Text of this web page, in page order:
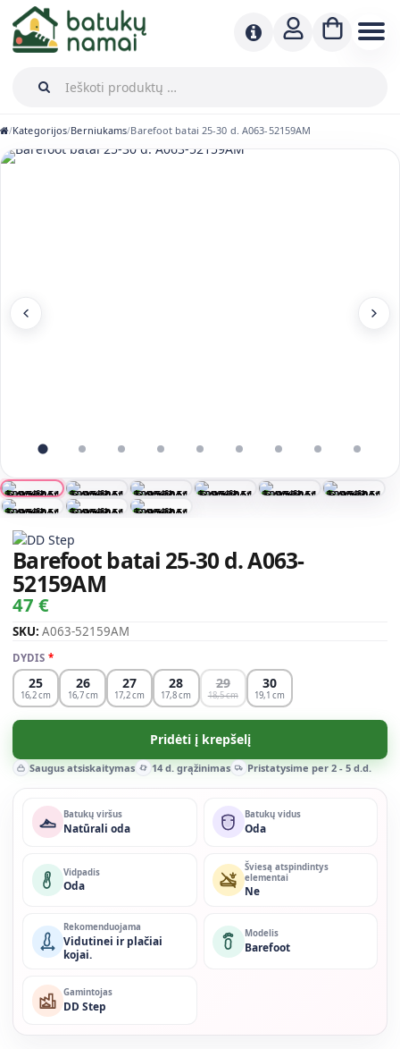
/Kategorijos/Berniukams/Barefoot batai 25-30 d. A063-52159AM
Barefoot batai 25-30 d. A063-
52159AM
47 €
SKU: A063-52159AM
DYDIS
25
16,2
26
16,7
27
17,2
28
17,8
29
18,5
30
19,1
Pridėti į krepšelį
Saugus atsiskaitymas 14 d. grąžinimas Pristatysime per 2 - 5 d.d.
Batukų viršus
Natūrali oda
Batukų vidus
Oda
Vidpadis
Oda
Šviesą atspindintys
elementai
Ne
Rekomenduojama
Vidutinei ir plačiai
kojai.
Modelis
Barefoot
Gamintojas
DD Step